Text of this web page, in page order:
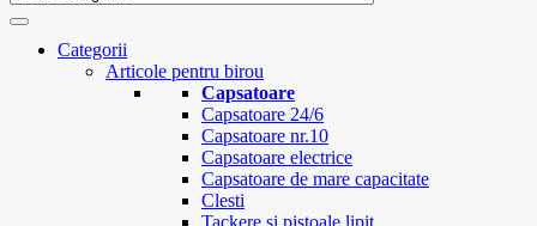
Categorii
Articole pentru birou
Capsatoare
Capsatoare 24/6
Capsatoare nr.10
Capsatoare electrice
Capsatoare de mare capacitate
Clesti
Tackere si pistoale lipit